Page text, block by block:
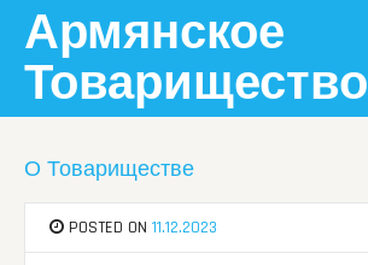
content
Армянское
Товарищество
О Товариществе
POSTED ON11.12.2023